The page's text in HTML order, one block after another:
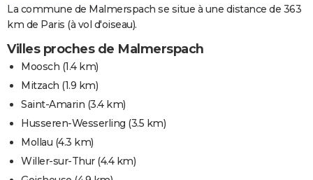
La commune de Malmerspach se situe à une distance de 363
km de Paris (à vol d'oiseau).
Villes proches de Malmerspach
Moosch (1.4 km)
Mitzach (1.9 km)
Saint-Amarin (3.4 km)
Husseren-Wesserling (3.5 km)
Mollau (4.3 km)
Willer-sur-Thur(4.4 km)